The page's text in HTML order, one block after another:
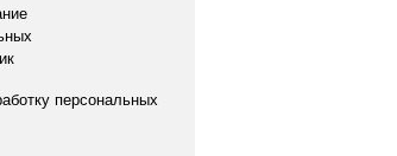
персональных